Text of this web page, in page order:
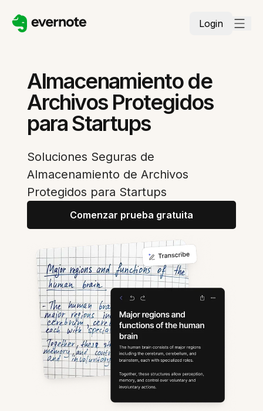
Login
Almacenamiento de
Archivos Protegidos
para Startups
Soluciones Seguras de
Almacenamiento de Archivos
Protegidos para Startups
Comenzar prueba gratuita